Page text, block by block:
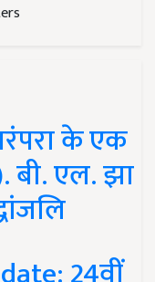
के एक
बी. एल. झा